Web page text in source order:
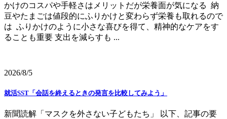
かけのコスパや手軽さはメリットだが栄養面が気になる 納
豆やたまごは値段的にふりかけと変わらず栄養も取れるので
は ふりかけのように小さな喜びを得て、精神的なケアをす
ることも重要 支出を減らすも ...
2026/8/5
就活SST「会話を終えるときの発言を比較してみよう」
新聞読解「マスクを外さない子どもたち」 以下、記事の要